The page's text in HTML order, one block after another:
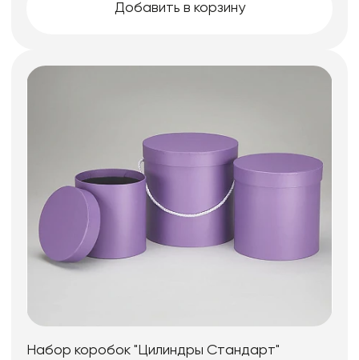
Добавить в корзину
Набор коробок "Цилиндры Стандарт"